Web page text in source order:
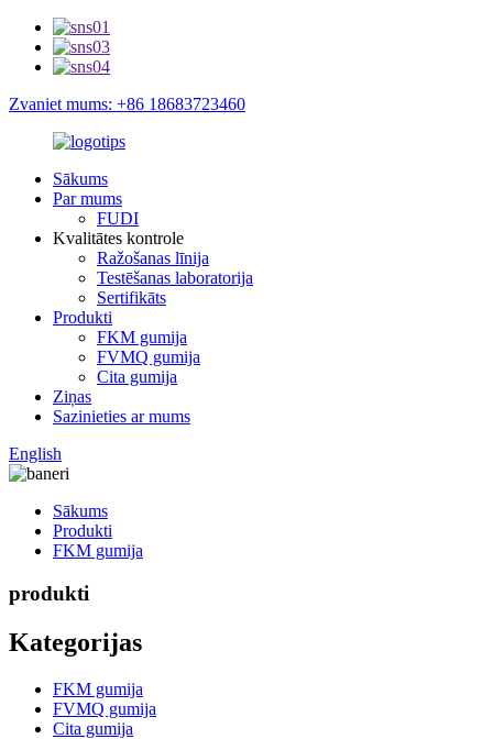
Zvaniet mums: +86 18683723460
Sākums
Par mums
FUDI
Kvalitātes kontrole
Ražošanas līnija
Testēšanas laboratorija
Sertifikāts
Produkti
FKM gumija
FVMQ gumija
Cita gumija
Ziņas
Sazinieties ar mums
English
Sākums
Produkti
FKM gumija
produkti
Kategorijas
FKM gumija
FVMQ gumija
Cita gumija